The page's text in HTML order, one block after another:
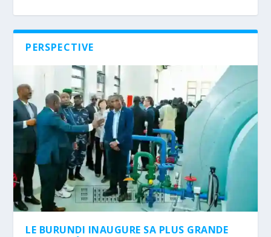
PERSPECTIVE
LE BURUNDI INAUGURE SA PLUS GRANDE